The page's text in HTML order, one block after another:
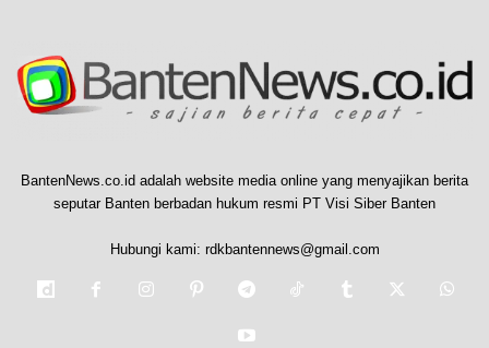
BantenNews.co.id adalah website media online yang menyajikan berita
seputar Banten berbadan hukum resmi PT Visi Siber Banten
Hubungi kami: rdkbantennews@gmail.com